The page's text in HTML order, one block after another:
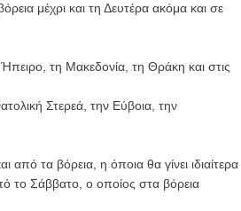
μέχρι και τη Δευτέρα ακόμα και σε
τη Μακεδονία, τη Θράκη και στις
Στερεά, την Εύβοια, την
τα βόρεια, η όποια θα γίνει ιδιαίτερα
το Σάββατο, ο οποίος στα βόρεια